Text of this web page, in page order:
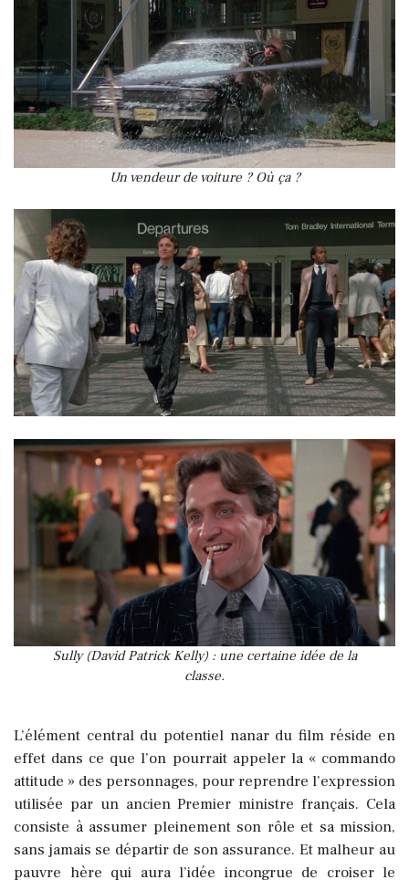
Un vendeur de voiture ? Où ça ?
Sully (David Patrick Kelly) : une certaine idée de la
classe.
L’élément central du potentiel nanar du film réside en
effet dans ce que l’on pourrait appeler la « commando
attitude » des personnages, pour reprendre l’expression
utilisée par un ancien Premier ministre français. Cela
consiste à assumer pleinement son rôle et sa mission,
sans jamais se départir de son assurance. Et malheur au
pauvre hère qui aura l’idée incongrue de croiser le